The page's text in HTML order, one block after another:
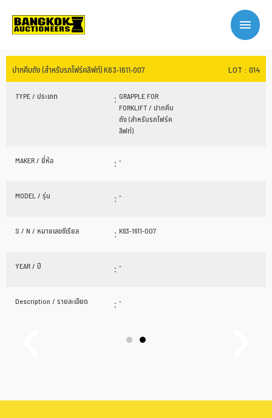
ปากคีบถัง (สำหรับรถโฟร์คลิฟท์) K63-1611-007 LOT : 014
TYPE / ประเภท : GRAPPLE FOR
FORKLIFT / ปากคีบ
ถัง (สำหรับรถโฟร์ค
ลิฟท์)
MAKER / ยี่ห้อ : -
MODEL / รุ่น : -
S / N / หมายเลขซีเรียล : K63-1611-007
YEAR / ปี : -
Description / รายละเอียด : -